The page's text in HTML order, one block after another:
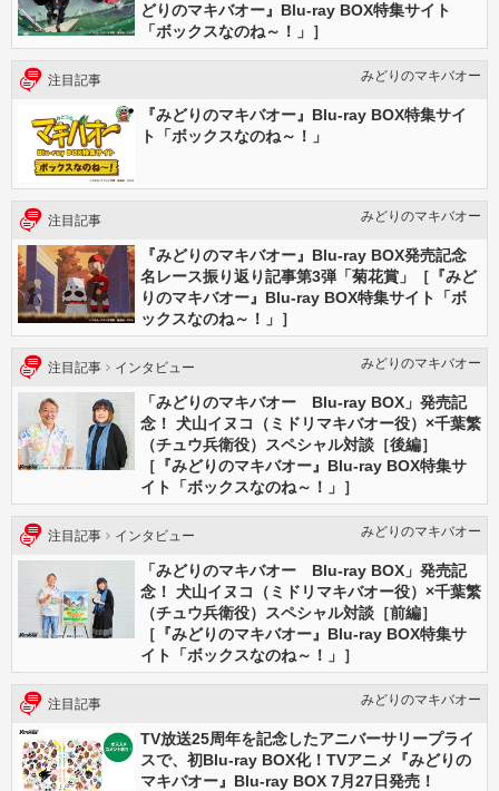
どりのマキバオー』Blu-ray BOX特集サイト
「ボックスなのね～！」］
注目記事 みどりのマキバオー
『みどりのマキバオー』Blu-ray BOX特集サイ
ト「ボックスなのね～！」
注目記事 みどりのマキバオー
『みどりのマキバオー』Blu-ray BOX発売記念
名レース振り返り記事第3弾「菊花賞」［『みど
りのマキバオー』Blu-ray BOX特集サイト「ボ
ックスなのね～！」］
注目記事 インタビュー みどりのマキバオー
「みどりのマキバオー Blu-ray BOX」発売記
念！ 犬山イヌコ（ミドリマキバオー役）×千葉繁
（チュウ兵衛役）スペシャル対談［後編］
［『みどりのマキバオー』Blu-ray BOX特集サ
イト「ボックスなのね～！」］
注目記事 インタビュー みどりのマキバオー
「みどりのマキバオー Blu-ray BOX」発売記
念！ 犬山イヌコ（ミドリマキバオー役）×千葉繁
（チュウ兵衛役）スペシャル対談［前編］
［『みどりのマキバオー』Blu-ray BOX特集サ
イト「ボックスなのね～！」］
注目記事 みどりのマキバオー
TV放送25周年を記念したアニバーサリープライ
スで、初Blu-ray BOX化！TVアニメ『みどりの
マキバオー』Blu-ray BOX 7月27日発売！